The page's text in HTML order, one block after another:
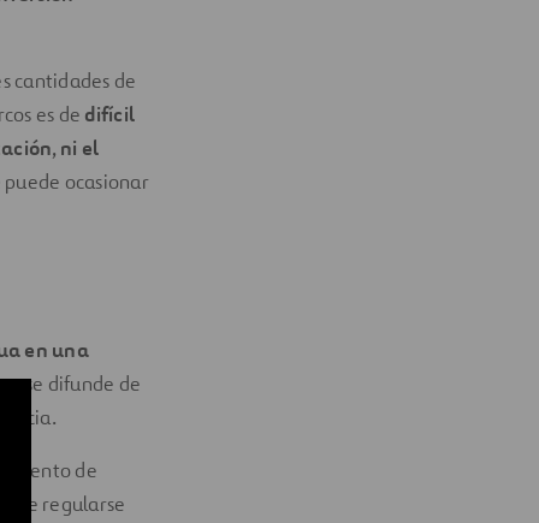
cantidades de
es de difícil
, ni el
puede ocasionar
en una
se difunde de
de
debe regularse